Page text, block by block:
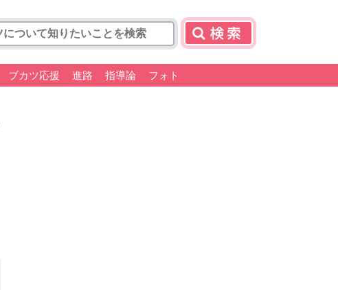
ブカツ応援 進路 指導論 フォト